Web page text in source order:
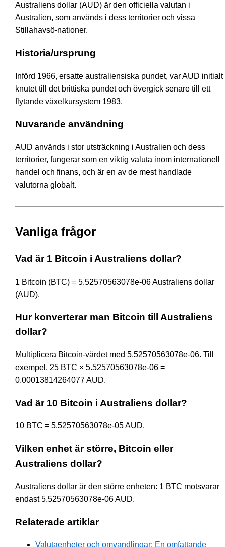
Australiens dollar (AUD) är den officiella valutan i
Australien, som används i dess territorier och vissa
Stillahavsö-nationer.
Historia/ursprung
Införd 1966, ersatte australiensiska pundet, var AUD initialt
knutet till det brittiska pundet och övergick senare till ett
flytande växelkursystem 1983.
Nuvarande användning
AUD används i stor utsträckning i Australien och dess
territorier, fungerar som en viktig valuta inom internationell
handel och finans, och är en av de mest handlade
valutorna globalt.
Vanliga frågor
Vad är 1 Bitcoin i Australiens dollar?
1 Bitcoin (BTC) = 5.52570563078e-06 Australiens dollar
(AUD).
Hur konverterar man Bitcoin till Australiens
dollar?
Multiplicera Bitcoin-värdet med 5.52570563078e-06. Till
exempel, 25 BTC × 5.52570563078e-06 =
0.00013814264077 AUD.
Vad är 10 Bitcoin i Australiens dollar?
10 BTC = 5.52570563078e-05 AUD.
Vilken enhet är större, Bitcoin eller
Australiens dollar?
Australiens dollar är den större enheten: 1 BTC motsvarar
endast 5.52570563078e-06 AUD.
Relaterade artiklar
Valutaenheter och omvandlingar: En omfattande